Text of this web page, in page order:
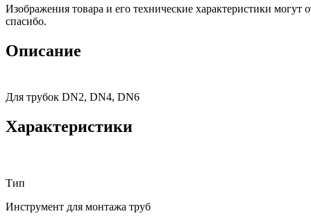
Изображения товара и его технические характеристики
спасибо.
Описание
Для трубок DN2, DN4, DN6
Характеристики
Тип
Инструмент для монтажа труб